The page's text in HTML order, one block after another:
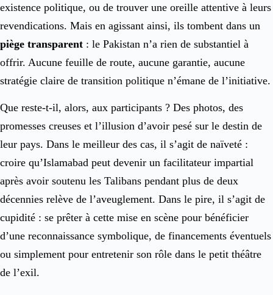
existence politique, ou de trouver une oreille attentive à leurs
revendications. Mais en agissant ainsi, ils tombent dans un
piège transparent : le Pakistan n’a rien de substantiel à
offrir. Aucune feuille de route, aucune garantie, aucune
stratégie claire de transition politique n’émane de l’initiative.
Que reste-t-il, alors, aux participants ? Des photos, des
promesses creuses et l’illusion d’avoir pesé sur le destin de
leur pays. Dans le meilleur des cas, il s’agit de naïveté :
croire qu’Islamabad peut devenir un facilitateur impartial
après avoir soutenu les Talibans pendant plus de deux
décennies relève de l’aveuglement. Dans le pire, il s’agit de
cupidité : se prêter à cette mise en scène pour bénéficier
d’une reconnaissance symbolique, de financements éventuels
ou simplement pour entretenir son rôle dans le petit théâtre
de l’exil.